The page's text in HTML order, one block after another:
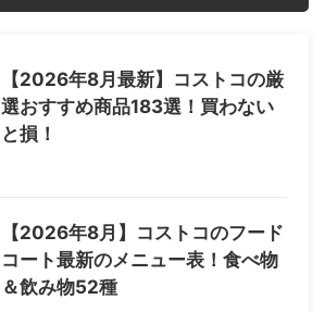
【2026年8月最新】コストコの厳
選おすすめ商品183選！買わない
と損！
【2026年8月】コストコのフード
コート最新のメニュー表！食べ物
＆飲み物52種